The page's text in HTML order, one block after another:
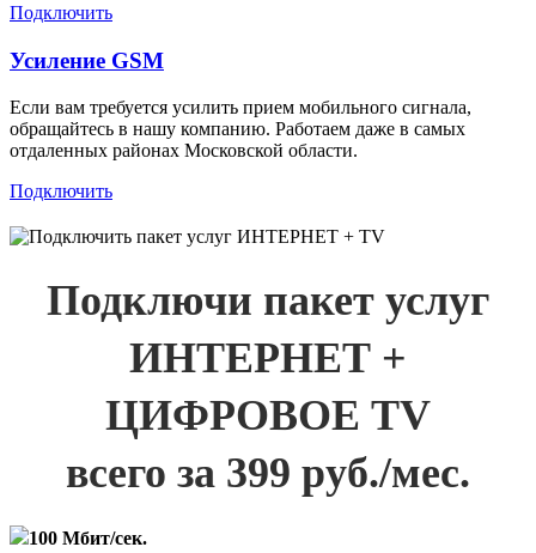
Подключить
Усиление GSM
Если вам требуется усилить прием мобильного сигнала,
обращайтесь в нашу компанию. Работаем даже в самых
отдаленных районах Московской области.
Подключить
Подключи пакет услуг
ИНТЕРНЕТ +
ЦИФРОВОЕ TV
всего за 399 руб./мес.
100 Мбит/сек.